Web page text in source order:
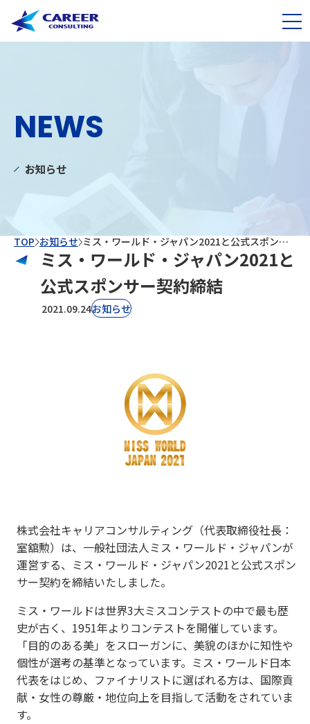
NEWS
お知らせ
TOP お知らせ ミス・ワールド・ジャパン2021と公式スポンサー契約締結
ミス・ワールド・ジャパン2021と
公式スポンサー契約締結
2021.09.24お知らせ
株式会社キャリアコンサルティング（代表取締役社長：
室舘勲）は、一般社団法人ミス・ワールド・ジャパンが
運営する、ミス・ワールド・ジャパン2021と公式スポン
サー契約を締結いたしました。
ミス・ワールドは世界3大ミスコンテストの中で最も歴
史が古く、1951年よりコンテストを開催しています。
「目的のある美」をスローガンに、美貌のほかに知性や
個性が選考の基準となっています。ミス・ワールド日本
代表をはじめ、ファイナリストに選ばれる方は、国際貢
献・女性の尊厳・地位向上を目指して活動をされていま
す。